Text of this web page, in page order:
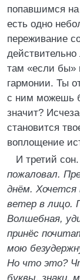
попавшимся
есть одно
переживание
там «если бы»
гармонии. Ты
с ним можешь
значит?
становится
воплощение
И третий
пожаловал.
днём. Хочется
ветер в лицо.
Волшебная,
принёс
мою
Но что это?